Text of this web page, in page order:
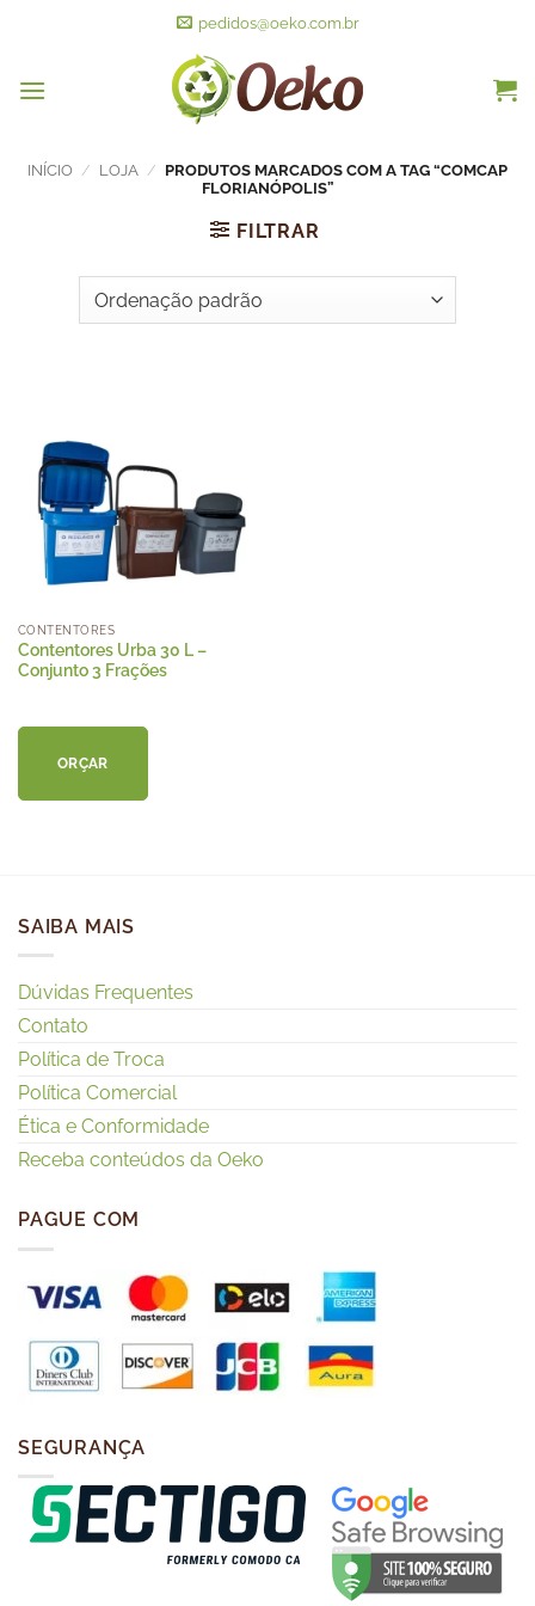
pedidos@oeko.com.br
INÍCIO / LOJA / PRODUTOS MARCADOS COM A TAG “COMCAP
FLORIANÓPOLIS”
FILTRAR
CONTENTORES
Contentores Urba 30 L –
Conjunto 3 Frações
ORÇAR
SAIBA MAIS
Dúvidas Frequentes
Contato
Política de Troca
Política Comercial
Ética e Conformidade
Receba conteúdos da Oeko
PAGUE COM
SEGURANÇA